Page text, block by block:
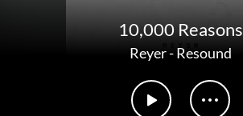
10,000 Reasons
Reyer-Resound